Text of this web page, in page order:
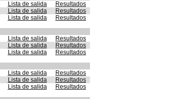
Lista de salida
Resultados
Lista de salida
Resultados
Lista de salida
Resultados
Lista de salida
Resultados
Lista de salida
Resultados
Lista de salida
Resultados
Lista de salida
Resultados
Lista de salida
Resultados
Lista de salida
Resultados